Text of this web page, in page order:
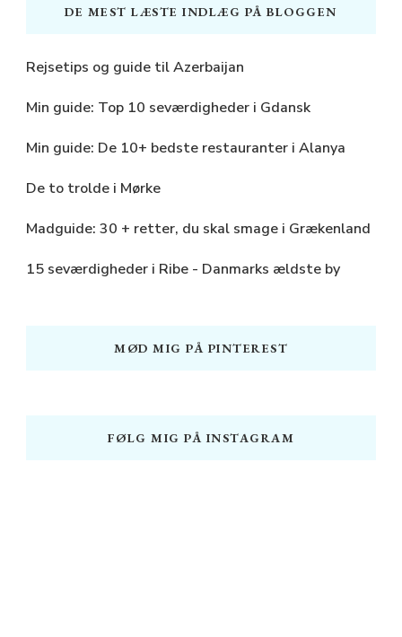
DE MEST LÆSTE INDLÆG PÅ BLOGGEN
Rejsetips og guide til Azerbaijan
Min guide: Top 10 seværdigheder i Gdansk
Min guide: De 10+ bedste restauranter i Alanya
De to trolde i Mørke
Madguide: 30 + retter, du skal smage i Grækenland
15 seværdigheder i Ribe - Danmarks ældste by
MØD MIG PÅ PINTEREST
FØLG MIG PÅ INSTAGRAM